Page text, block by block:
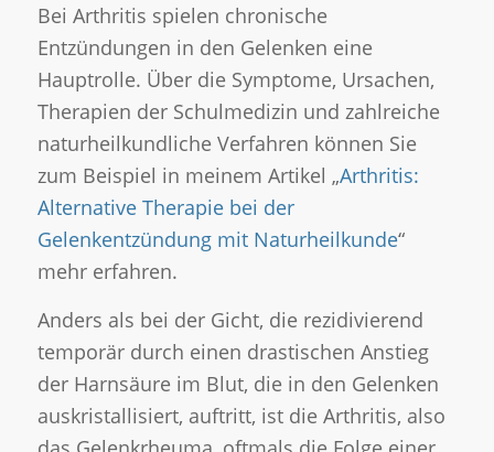
Bei Arthritis spielen chronische
Entzündungen in den Gelenken eine
Hauptrolle. Über die Symptome, Ursachen,
Therapien der Schulmedizin und zahlreiche
naturheilkundliche Verfahren können Sie
zum Beispiel in meinem Artikel „Arthritis:
Alternative Therapie bei der
Gelenkentzündung mit Naturheilkunde“
mehr erfahren.
Anders als bei der Gicht, die rezidivierend
temporär durch einen drastischen Anstieg
der Harnsäure im Blut, die in den Gelenken
auskristallisiert, auftritt, ist die Arthritis, also